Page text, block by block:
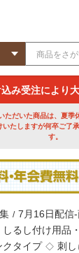
み受注により
ただいた商品は、夏季
たしますが何卒ご了
す。
/ 7月16日配信
しるし付け用品
クタイプ ◇ 刺し